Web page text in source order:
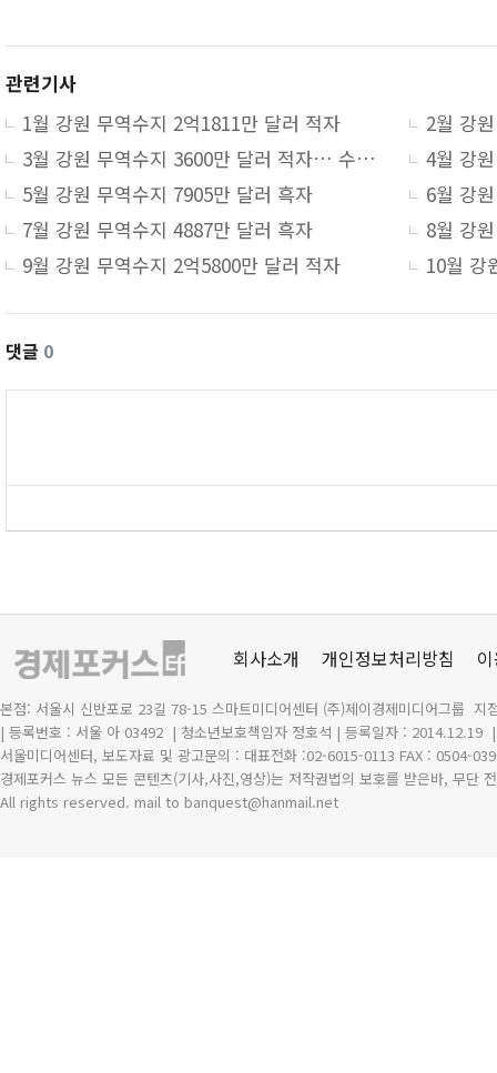
관련기사
1월 강원 무역수지 2억1811만 달러 적자
3월 강원 무역수지 3600만 달러 적자… 수출 증가에도 적자 지속
4월 강
5월 강원 무역수지 7905만 달러 흑자
7월 강원 무역수지 4887만 달러 흑자
8월 강
9월 강원 무역수지 2억5800만 달러 적자
10월 강
댓글 0
회사소개 개인정보처리방침
본점: 서울시 신반포로 23길 78-15 스마트미디어센터 (주)제이경제미디어그룹 지
| 등록번호 : 서울 아 03492 | 청소년보호책임자 정호석 | 등록일자 : 2014.12.19
서울미디어센터, 보도자료 및 광고문의 : 대표전화 :02-6015-0113 FAX : 0504-
경제포커스 뉴스 모든 콘텐츠(기사,사진,영상)는 저작권법의 보호를 받은바, 무단
All rights reserved. mail to banquest@hanmail.net